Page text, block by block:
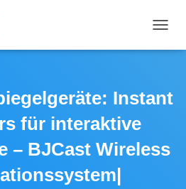
O
E
V
I
Instant
für interaktive
– BJCast Wireless